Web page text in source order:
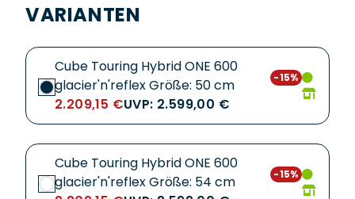
VARIANTEN
Cube Touring Hybrid ONE 600
glacier'n'reflex Größe: 50 cm
2.209,15 €UVP: 2.599,00 €
-15%
Cube Touring Hybrid ONE 600
glacier'n'reflex Größe: 54 cm
-15%